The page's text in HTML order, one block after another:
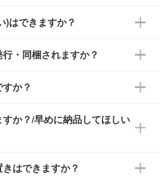
は、翌営業日以降のご連絡
応となります。
)はできますか？
お願いしておりますが、自
め翌月末払いに対応可能で
念品で対策委員会や個人様
であれば、同様の条件でご
・同梱されますか？
依頼をいただいた場合の
タをメール添付でお送りし
『ご注文に関する備考欄』
か？
個程度)
像の校了から約2週間～2
か？/早めに納品してほしい
場合は、お問い合わせ・お
はできますか？